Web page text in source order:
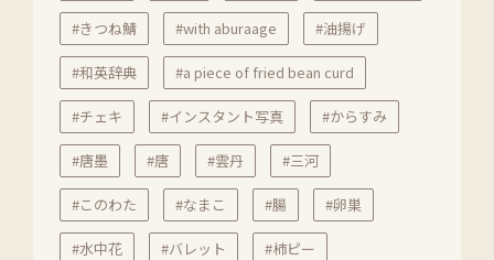
#きつね鯖 #with aburaage #油揚げ
#和英辞典 #a piece of fried bean curd
#チェキ #インスタント写真 #からすみ
#唐墨 #唐 #雲丹 #三河
#このわた #なまこ #腸 #卵巣
#水中花 #バレット #柿ピー